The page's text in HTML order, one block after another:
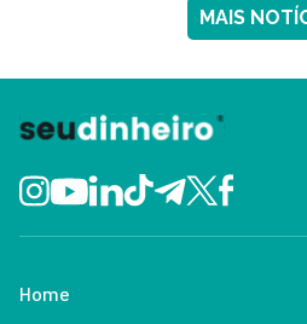
MAIS
Home